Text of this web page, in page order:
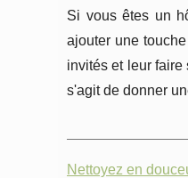
Si vous êtes un
ajouter une
invités et leur
s'agit de donner
Nettoyez en